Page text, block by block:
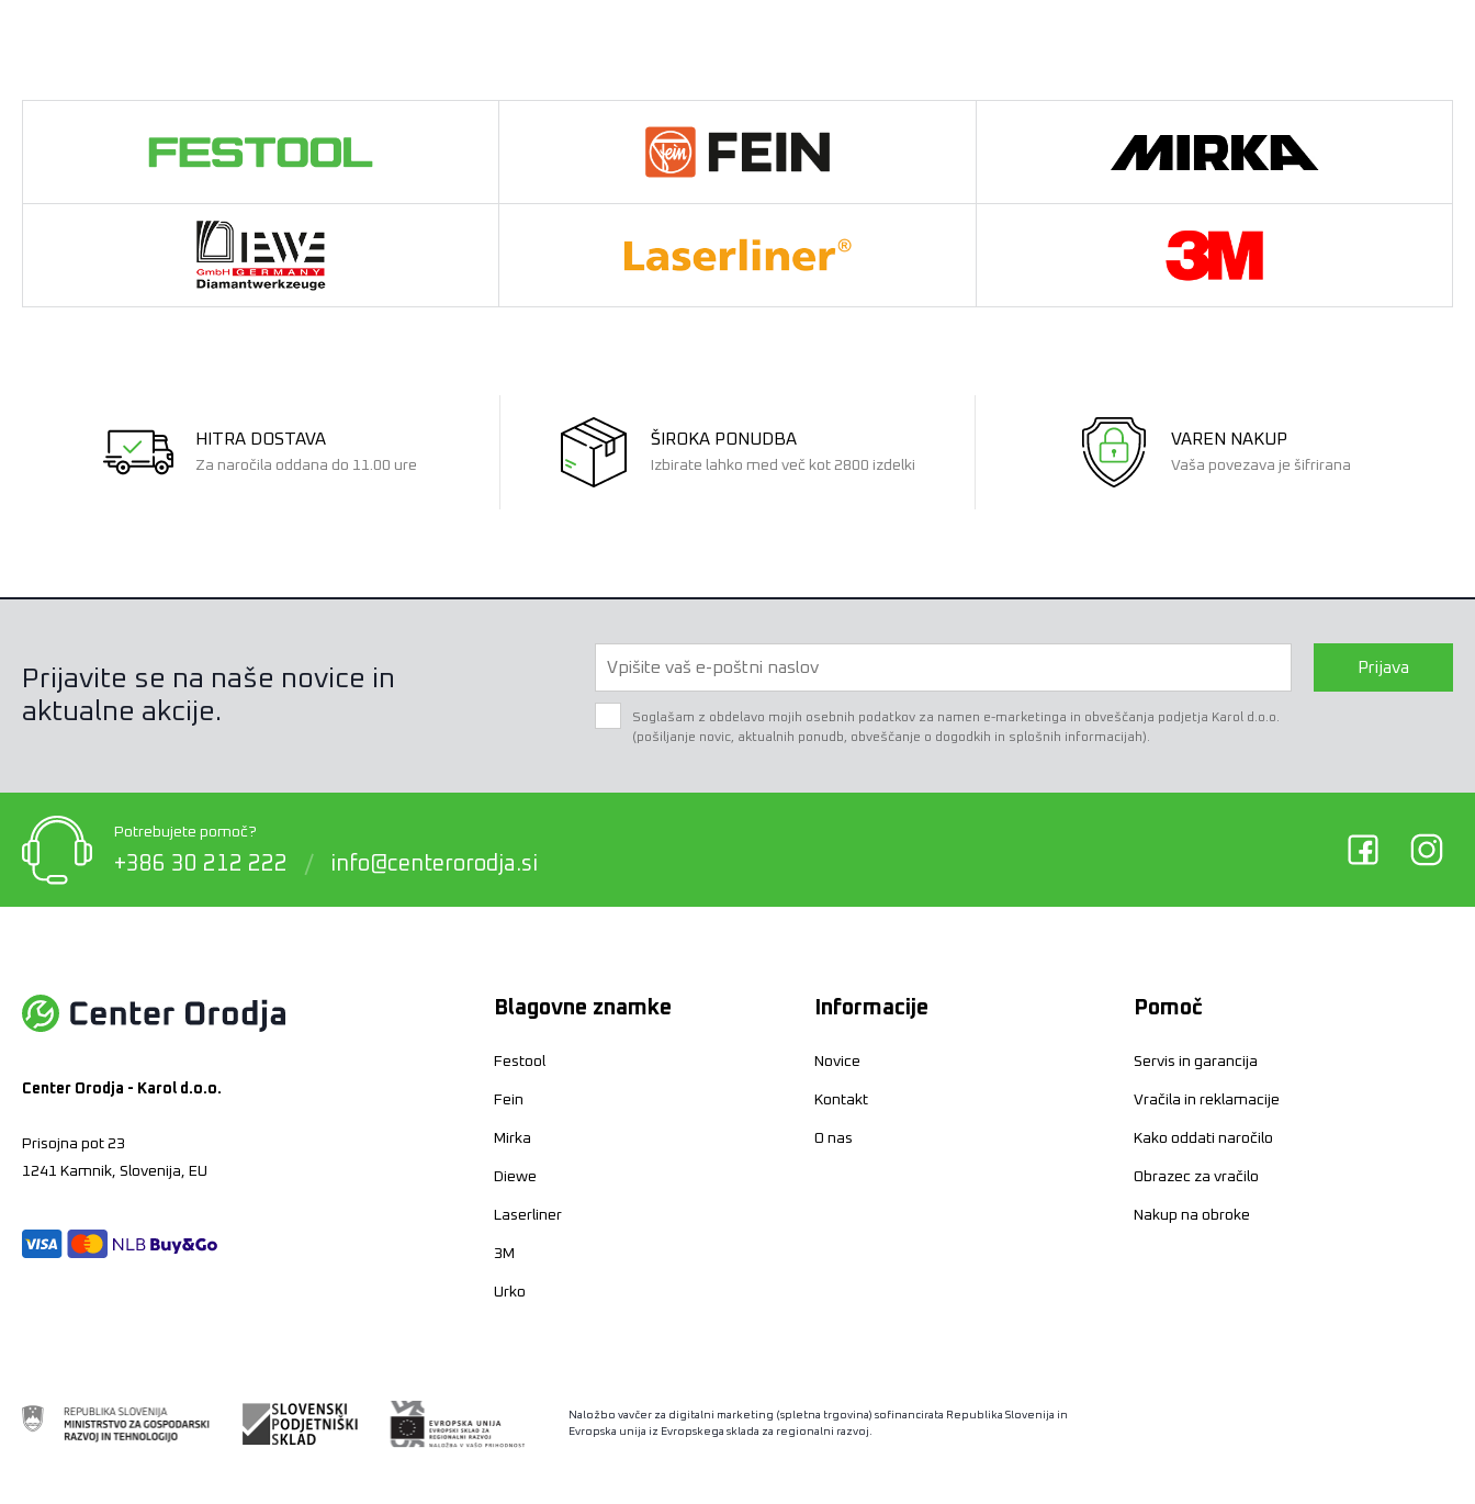
HITRA DOSTAVA
Za naročila oddana do 11.00 ure
ŠIROKA PONUDBA
Izbirate lahko med več kot 2800 izdelki
VAREN NAKUP
Vaša povezava je šifrirana
Prijavite se na naše novice in
aktualne akcije.
Prijava
Soglašam z obdelavo mojih osebnih podatkov za namen e-marketinga in obveščanja podjetja Karol d.o.o.
(pošiljanje novic, aktualnih ponudb, obveščanje o dogodkih in splošnih informacijah).
Potrebujete pomoč?
+386 30 212 222 / info@centerorodja.si
Center Orodja - Karol d.o.o.
Prisojna pot 23
1241 Kamnik, Slovenija, EU
Blagovne znamke
Festool
Fein
Mirka
Diewe
Laserliner
3M
Urko
Informacije
Novice
Kontakt
O nas
Pomoč
Servis in garancija
Vračila in reklamacije
Kako oddati naročilo
Obrazec za vračilo
Nakup na obroke
Naložbo vavčer za digitalni marketing (spletna trgovina) sofinancirata Republika Slovenija in
Evropska unija iz Evropskega sklada za regionalni razvoj.